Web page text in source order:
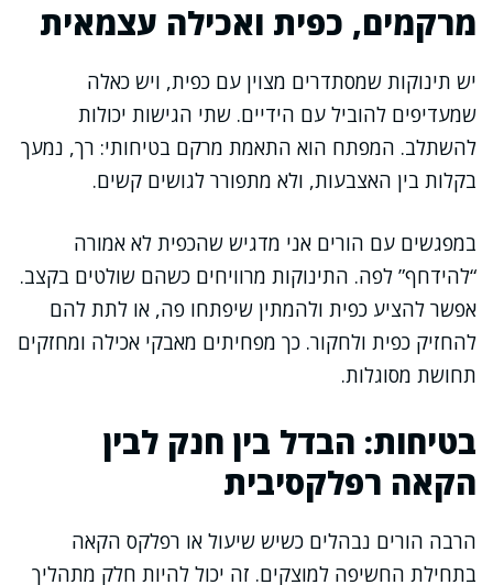
מרקמים, כפית ואכילה עצמאית
יש תינוקות שמסתדרים מצוין עם כפית, ויש כאלה
שמעדיפים להוביל עם הידיים. שתי הגישות יכולות
להשתלב. המפתח הוא התאמת מרקם בטיחותי: רך, נמעך
בקלות בין האצבעות, ולא מתפורר לגושים קשים.
במפגשים עם הורים אני מדגיש שהכפית לא אמורה
“להידחף” לפה. התינוקות מרוויחים כשהם שולטים בקצב.
אפשר להציע כפית ולהמתין שיפתחו פה, או לתת להם
להחזיק כפית ולחקור. כך מפחיתים מאבקי אכילה ומחזקים
תחושת מסוגלות.
בטיחות: הבדל בין חנק לבין
הקאה רפלקסיבית
הרבה הורים נבהלים כשיש שיעול או רפלקס הקאה
בתחילת החשיפה למוצקים. זה יכול להיות חלק מתהליך